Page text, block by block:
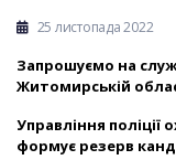
25 листопада 2022
Запрошуємо на
Житомирській
Управління
формує резерв